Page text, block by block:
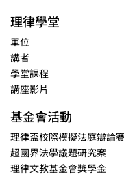
理律學堂
單位
講者
學堂課程
講座影片
基金會活動
理律盃校際模擬法庭辯論
超國界法學議題研究案
理律文教基金會獎學金